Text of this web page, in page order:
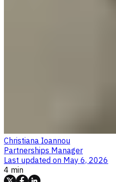
Christiana Ioannou
Partnerships Manager
Last updated on May 6, 2026
4 min